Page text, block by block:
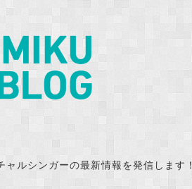
ルシンガーの最新情報を発信します！